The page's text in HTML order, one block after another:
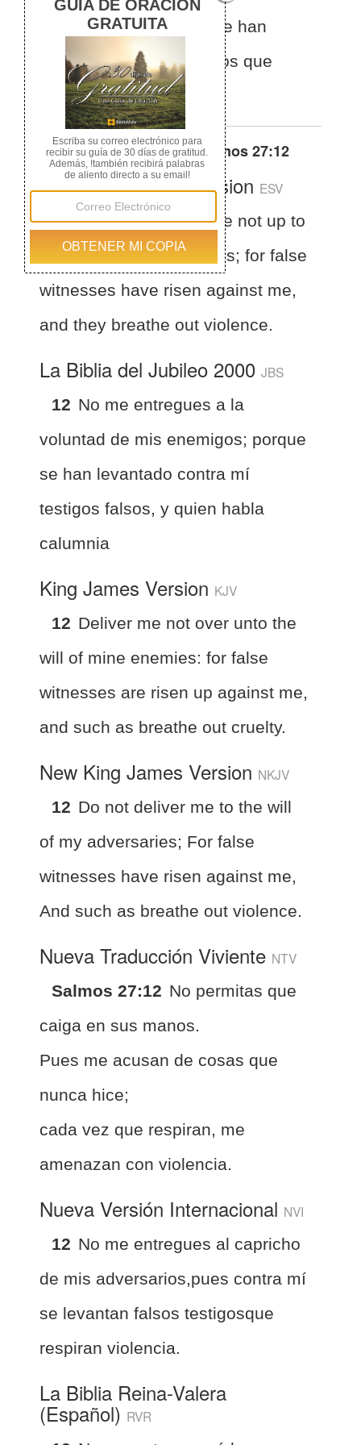
porque testigos falsos se han
levantado contra mí, y los que
respiran violencia.
Otras traducciones deSalmos 27:12
English Standard Version ESV
Psalms 27:12 Give me not up to
the will of my adversaries; for false
witnesses have risen against me,
and they breathe out violence.
La Biblia del Jubileo 2000 JBS
12 No me entregues a la
voluntad de mis enemigos; porque
se han levantado contra mí
testigos falsos, y quien habla
calumnia
King James Version KJV
12 Deliver me not over unto the
will of mine enemies: for false
witnesses are risen up against me,
and such as breathe out cruelty.
New King James Version NKJV
12 Do not deliver me to the will
of my adversaries; For false
witnesses have risen against me,
And such as breathe out violence.
Nueva Traducción Viviente NTV
Salmos 27:12 No permitas que
caiga en sus manos.
Pues me acusan de cosas que
nunca hice;
cada vez que respiran, me
amenazan con violencia.
Nueva Versión Internacional NVI
12 No me entregues al capricho
de mis adversarios,pues contra mí
se levantan falsos testigosque
respiran violencia.
La Biblia Reina-Valera
(Español) RVR